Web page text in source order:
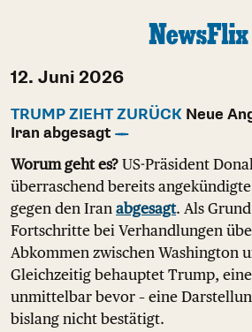
12. Juni 2026
TRUMP ZIEHT ZURÜCK Neue
Iran abgesagt
Worum geht es? US-Präsident
überraschend bereits
gegen den Iran abgesagt. Als
Fortschritte bei Verhandlungen
Abkommen zwischen Washington
Gleichzeitig behauptet Trump,
unmittelbar bevor – eine
bislang nicht bestätigt.